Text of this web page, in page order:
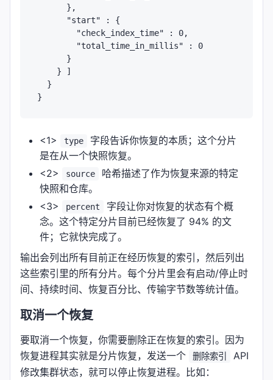
      },
      "start" : {
        "check_index_time" : 0,
        "total_time_in_millis" : 0
      }
    } ]
  }
<1> type
字段告诉你恢复的本质；这个分片
是在从一个快照恢复。
<2>
source
哈希描述了作为恢复来源的特定
快照和仓库。
<3>
percent
字段让你对恢复的状态有个概
念。这个特定分片目前已经恢复了 94% 的文
件；它就快完成了。
输出会列出所有目前正在经历恢复的索引，然后列出
这些索引里的所有分片。每个分片里会有启动/停止时
间、持续时间、恢复百分比、传输字节数等统计值。
取消一个恢复
要取消一个恢复，你需要删除正在恢复的索引。因为
恢复进程其实就是分片恢复，发送一个
删除索引
API
修改集群状态，就可以停止恢复进程。比如：